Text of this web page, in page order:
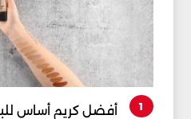
1 أفضل كريم أساس